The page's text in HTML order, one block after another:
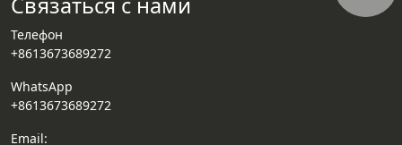
Телефон
+8613673689272
WhatsApp
+8613673689272
Email: